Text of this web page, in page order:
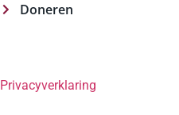
Doneren
Privacyverklaring